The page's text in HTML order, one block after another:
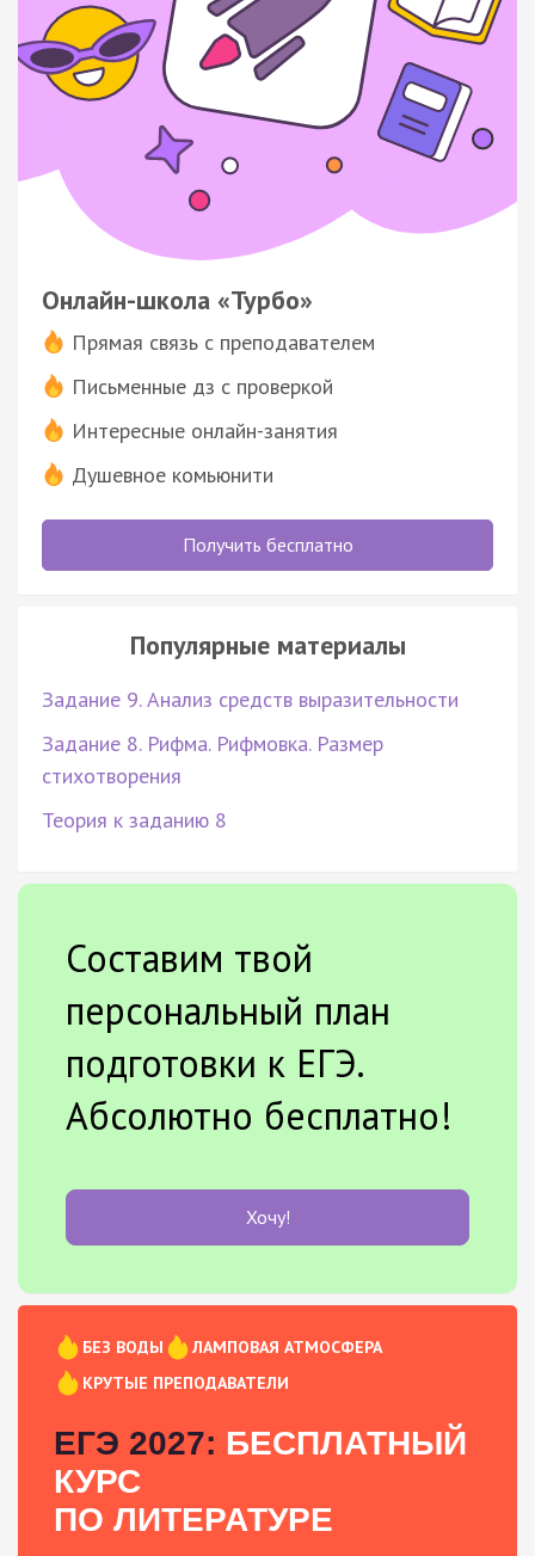
Онлайн-школа «Турбо»
Прямая связь с преподавателем
Письменные дз с проверкой
Интересные онлайн-занятия
Душевное комьюнити
Получить бесплатно
Популярные материалы
Задание 9. Анализ средств выразительности
Задание 8. Рифма. Рифмовка. Размер
стихотворения
Теория к заданию 8
Составим твой
персональный план
подготовки к ЕГЭ.
Абсолютно бесплатно!
Хочу!
БЕЗ ВОДЫ
ЛАМПОВАЯ АТМОСФЕРА
КРУТЫЕ ПРЕПОДАВАТЕЛИ
ЕГЭ 2027: БЕСПЛАТНЫЙ
КУРС
ПО ЛИТЕРАТУРЕ